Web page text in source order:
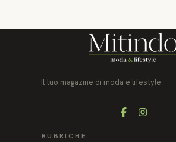
Il tuo magazine di moda e lifestyle
FacebookInstagram
RUBRICHE